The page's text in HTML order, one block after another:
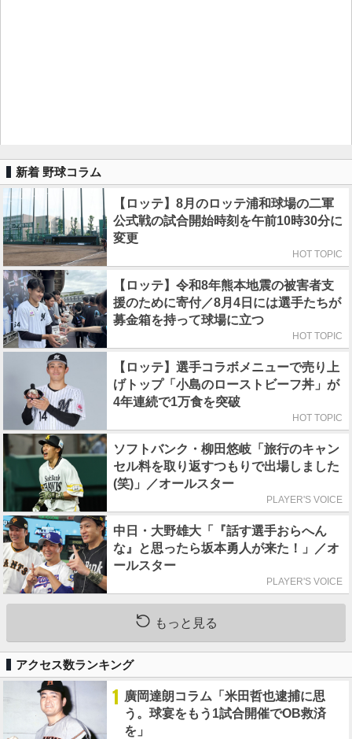
新着 野球コラム
【ロッテ】8月のロッテ浦和球場の二軍
公式戦の試合開始時刻を午前10時30分に
変更
HOT TOPIC
【ロッテ】令和8年熊本地震の被害者支
援のために寄付／8月4日には選手たちが
募金箱を持って球場に立つ
HOT TOPIC
【ロッテ】選手コラボメニューで売り上
げトップ「小島のローストビーフ丼」が
4年連続で1万食を突破
HOT TOPIC
ソフトバンク・柳田悠岐「旅行のキャン
セル料を取り返すつもりで出場しました
(笑)」／オールスター
PLAYER'S VOICE
中日・大野雄大「『話す選手おらへん
な』と思ったら坂本勇人が来た！」／オ
ールスター
PLAYER'S VOICE
もっと見る
アクセス数ランキング
1 廣岡達朗コラム「米田哲也逮捕に思
う。球宴をもう1試合開催でOB救済
を」